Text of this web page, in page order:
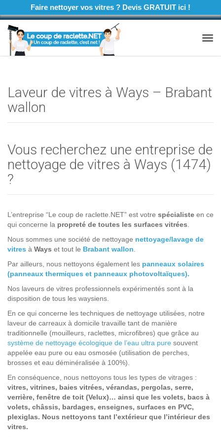
Faire nettoyer vos vitres ? Devis GRATUIT ici !
Laveur de vitres à Ways – Brabant
wallon
Vous recherchez une entreprise de
nettoyage de vitres à Ways (1474)
?
L’entreprise “Le coup de raclette.NET” est votre spécialiste en ce
qui concerne la propreté de toutes les surfaces vitrées
Nous sommes une société de nettoyage nettoyage/lavage de
vitres à Ways et tout le Brabant wallon
Par ailleurs, nous nettoyons également les panneaux solaires
(panneaux thermiques et panneaux photovoltaïques).
Nos laveurs de vitres professionnels expérimentés sont à la
disposition de tous les waysiens.
En ce qui concerne les techniques de nettoyage utilisées, notre
laveur de carreaux à domicile travaille tant de manière
traditionnelle (mouilleurs, raclettes, microfibres) que grâce au
système de nettoyage écologique de l’eau ultra pure souvent
appelée eau pure ou eau osmosée (utilisation de perches,
brosses et eau déminéralisée à 100%).
En conséquence, nous nettoyons tous les types de vitrages :
vitres, vitrines, baies vitrées, vérandas, pergolas, serre,
verrière, fenêtre de toit (Velux)… ainsi que les volets, bacs à
volets, châssis, bardages, enseignes, surfaces en PVC,
plexiglas. Nous nettoyons tant l’extérieur que l’intérieur des
vitres.